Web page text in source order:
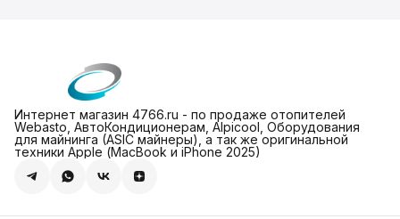
Интернет магазин 4766.ru - по продаже отопителей
Webasto, АвтоКондиционерам, Alpicool, Оборудования
для майнинга (ASIC майнеры), а так же оригинальной
техники Apple (МасBook и iPhone 2025)